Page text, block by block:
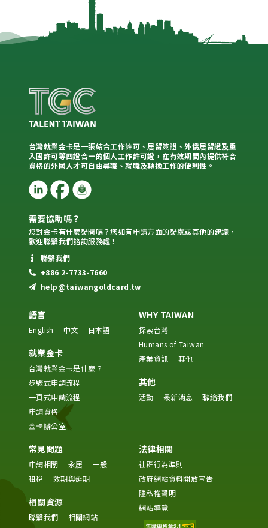
台灣就業金卡是一張結合工作許可、居留簽證、外僑居留證及重
入國許可等四證合一的個人工作許可證，在有效期間內提供符合
資格的外國人才可自由尋職、就職及轉換工作的便利性。
需要協助嗎？
您對金卡有什麼疑問嗎？您如有申請方面的疑慮或其他的建議，
歡迎聯繫我們諮詢服務處！
聯繫我們
+886 2-7733-7660
help@taiwangoldcard.tw
語言
English 中文 日本語
就業金卡
台灣就業金卡是什麼？
步驟式申請流程
一頁式申請流程
申請資格
金卡辦公室
WHY TAIWAN
探索台灣
Humans of Taiwan
產業資訊
其他
其他
活動 最新消息 聯絡我們
常見問題
申請相關 永居
一般
租稅
效期與延期
相關資源
聯繫我們
相關網站
法律相關
社群行為準則
政府網站資料開放宣告
隱私權聲明
網站導覽